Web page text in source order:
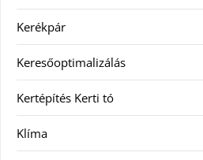
Kerékpár
Keresőoptimalizálás
Kertépítés Kerti tó
Klíma